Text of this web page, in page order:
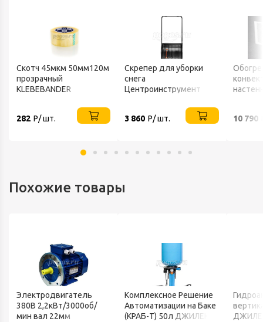
Скотч 45мкм 50мм120м
прозрачный
KLEBEBANDER
282 Р/ шт.
Скрепер для уборки
снега
Центроинструмент
3 860 Р/ шт.
10 790
Похожие товары
Электродвигатель
380В 2,2кВт/3000об/
мин вал 22мм
Комплексное Решение
Автоматизации на Баке
(КРАБ-Т) 50л ДЖИЛЕКС